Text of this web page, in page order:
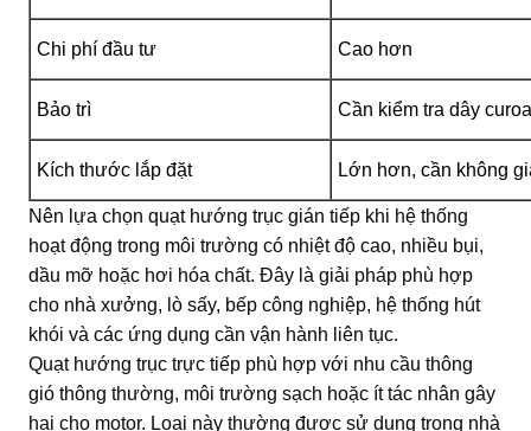
Chi phí đầu tư Cao hơn
Bảo trì Cần kiểm tra dây
Kích thước lắp đặt Lớn hơn, cần không
Nên lựa chọn quạt hướng trục gián tiếp khi hệ thống
hoạt động trong môi trường có nhiệt độ cao, nhiều bụi,
dầu mỡ hoặc hơi hóa chất. Đây là giải pháp phù hợp
cho nhà xưởng, lò sấy, bếp công nghiệp, hệ thống hút
khói và các ứng dụng cần vận hành liên tục.
Quạt hướng trục trực tiếp phù hợp với nhu cầu thông
gió thông thường, môi trường sạch hoặc ít tác nhân gây
hại cho motor. Loại này thường được sử dụng trong nhà